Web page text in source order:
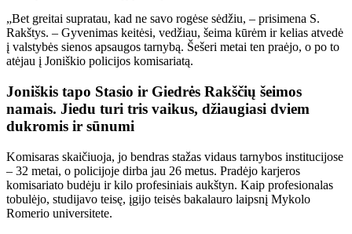
„Bet greitai supratau, kad ne savo rogėse sėdžiu, – prisimena S.
Rakštys. – Gyvenimas keitėsi, vedžiau, šeima kūrėm ir kelias atvedė
į valstybės sienos apsaugos tarnybą. Šešeri metai ten praėjo, o po to
atėjau į Joniškio policijos komisariatą.
Joniškis tapo Stasio ir Giedrės Rakščių šeimos
namais. Jiedu turi tris vaikus, džiaugiasi dviem
dukromis ir sūnumi
Komisaras skaičiuoja, jo bendras stažas vidaus tarnybos institucijose
– 32 metai, o policijoje dirba jau 26 metus. Pradėjo karjeros
komisariato budėju ir kilo profesiniais aukštyn. Kaip profesionalas
tobulėjo, studijavo teisę, įgijo teisės bakalauro laipsnį Mykolo
Romerio universitete.